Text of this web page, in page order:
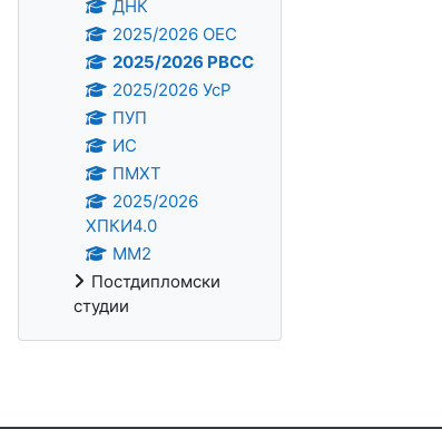
ДНК
2025/2026 ОЕС
2025/2026 РВСС
2025/2026 УсР
ПУП
ИС
ПМХТ
2025/2026
ХПКИ4.0
ММ2
Постдипломски
студии